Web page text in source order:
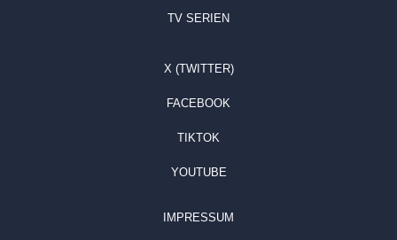
TV SERIEN
X (TWITTER)
FACEBOOK
TIKTOK
YOUTUBE
IMPRESSUM